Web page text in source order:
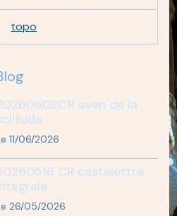
topo
aven de la
11/06/2026
CR castelettre
26/05/2026